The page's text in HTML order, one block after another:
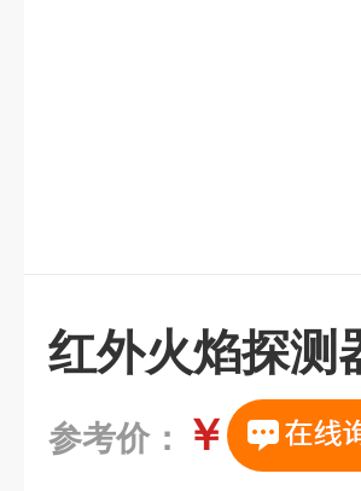
红外火焰探测
参考价： ￥